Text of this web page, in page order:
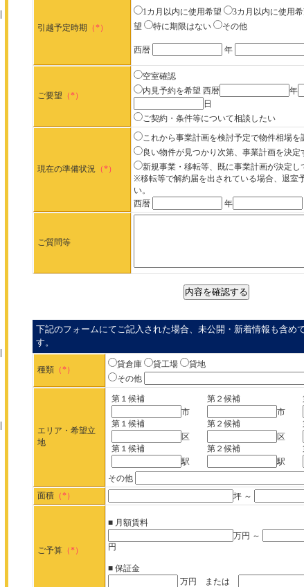
引越予定時期 （*）
1カ月以内に使用希望 3カ月以内に使用
望
特に期限はない その他
西暦 年
ご要望 （*）
空室確認
内見予約を希望 西暦 年
日
ご契約・条件等について相談したい
現在の準備状況 （*）
これから事業計画を検討予定で物件相場を
良い物件が見つかり次第、事業計画を決定
新規事業・移転等、既に事業計画が決定し
※移転等で解約届を出されている場合、退室
い。
西暦
年
ご質問等
下記のフォームにてご記入された場合、未公開・新着情報も含め
す。
種類 （*）
貸倉庫 貸工場
貸地
その他
エリア・希望立
地
第１候補
市
第１候補
区
第１候補
駅
第２候補
市
第２候補
区
第２候補
駅
その他
面積 （*） 坪 ～
ご予算 （*）
■ 月額賃料
万円 ～
円
■ 保証金
万円 または